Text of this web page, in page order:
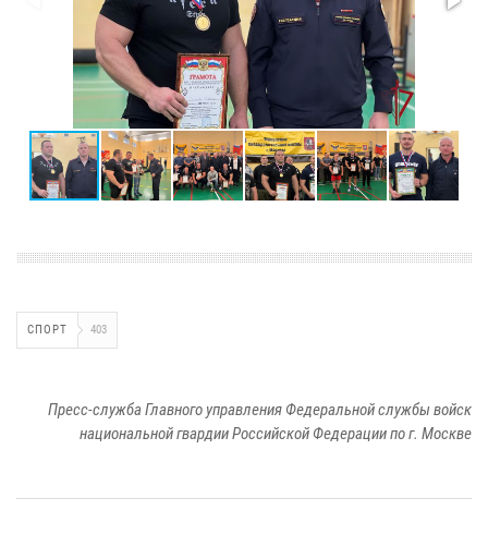
СПОРТ 403
Пресс-служба Главного управления Федеральной службы войск
национальной гвардии Российской Федерации по г. Москве